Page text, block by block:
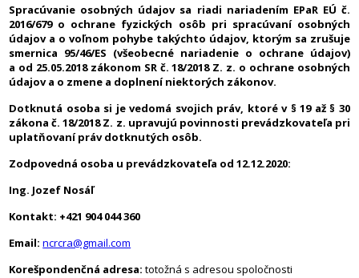
Spracúvanie osobných údajov sa riadi nariadením EPaR EÚ č.
2016/679 o ochrane fyzických osôb pri spracúvaní osobných
údajov a o voľnom pohybe takýchto údajov, ktorým sa zrušuje
smernica 95/46/ES (všeobecné nariadenie o ochrane údajov)
a od 25.05.2018 zákonom SR č. 18/2018 Z. z. o ochrane osobných
údajov a o zmene a doplnení niektorých zákonov.
Dotknutá osoba si je vedomá svojich práv, ktoré v § 19 až § 30
zákona č. 18/2018 Z. z. upravujú povinnosti prevádzkovateľa pri
uplatňovaní práv dotknutých osôb.
Zodpovedná osoba u prevádzkovateľa od 12.12.2020:
Ing. Jozef Nosáľ
Kontakt: +421 904 044 360
Email: ncrcra@gmail.com
Korešpondenčná adresa: totožná s adresou spoločnosti